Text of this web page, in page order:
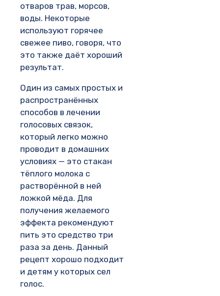
отваров трав, морсов,
воды. Некоторые
используют горячее
свежее пиво, говоря, что
это также даёт хороший
результат.
Один из самых простых и
распространённых
способов в лечении
голосовых связок,
который легко можно
проводит в домашних
условиях — это стакан
тёплого молока с
растворённой в ней
ложкой мёда. Для
получения желаемого
эффекта рекомендуют
пить это средство три
раза за день. Данный
рецепт хорошо подходит
и детям у которых сел
голос.